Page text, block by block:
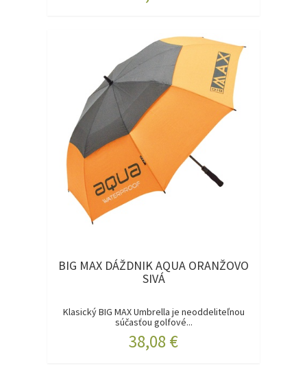
BIG MAX DÁŽDNIK AQUA ORANŽOVO
SIVÁ
Klasický BIG MAX Umbrella je neoddeliteľnou
súčasťou golfové...
38,08 €